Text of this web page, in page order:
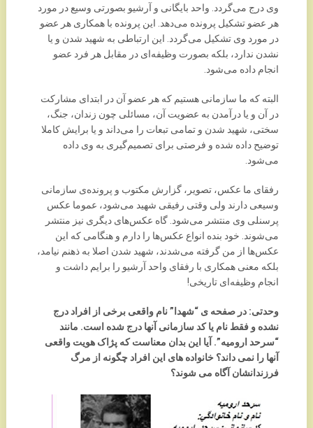
وی درج می‌گردد. واحد بایگانی و آرشیو بصورتی وسیع در مورد
هر عضو تشکیل پرونده می‌دهد. این پرونده با همکاری هر عضو
در مورد وی تشکیل می‌گردد. این ارتباطی به شهید شدن و یا
نشدن ندارد، بلکه بصورت وظیفه‌ای در مقابل هر فرد عضو
انجام داده می‌شود.
البته که ما سازمانی هستیم که هر عضو آن در ابتدای مشارکت
در آن و یا درآمدن به عضویت آن، مسائلی چون زندان، جنگ،
سختی، شهید شدن و تمامی تبعات را می‌داند و یا برایش کاملا
توضیح داده شده و فرصتی برای تصمیم‌گیری به وی داده
می‌شود.
رفقای ما عکس، تصویر، گزارش مکتوب و پرونده‌ی سازمانی
وسیعی دارند ولی وقتی رفیقی شهید می‌شود، عموما عکس
پرسنلی وی منتشر می‌شود. گاه عکس‌های دیگری نیز منتشر
می‌شوند. خود بنده انواع عکس‌ها را دارم و هنگامی که این
عکس‌ها از من گرفته می‌شدند، شهید شدن اصلا به ذهنم نیامد،
بلکه معنی همکاری با رفقای واحد آرشیو را برایم داشت و
انجام وظیفه‌ای تاریخی!
وحدتی: در صفحه ی “شهدا” نام واقعی برخی از افراد درج
نشده و فقط نام یا کد سازمانی آنها درج شده است. مانند
“سرحد ارومیه”. آیا این بدان معناست که پژاک هویت واقعی
آنها را نمی داند؟ خانواده های این افراد چگونه از مرگ
فرزندانشان آگاه می شوند؟